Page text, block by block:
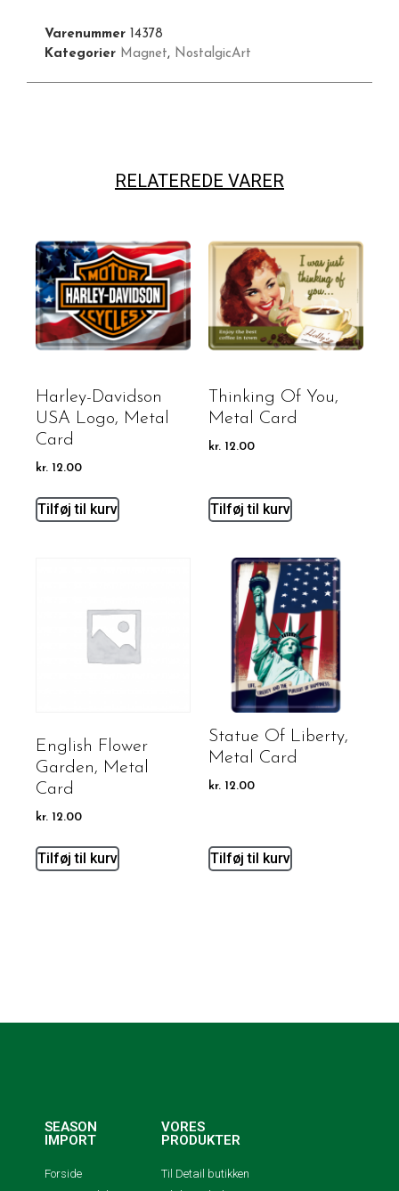
Varenummer 14378
Kategorier Magnet, NostalgicArt
RELATEREDE VARER
Harley-Davidson
USA Logo, Metal
Card
kr. 12.00
Tilføj til kurv
Thinking Of You,
Metal Card
kr. 12.00
Tilføj til kurv
English Flower
Garden, Metal
Card
kr. 12.00
Tilføj til kurv
Statue Of Liberty,
Metal Card
kr. 12.00
Tilføj til kurv
SEASON
IMPORT
Forside
VORES
PRODUKTER
Til Detail butikken